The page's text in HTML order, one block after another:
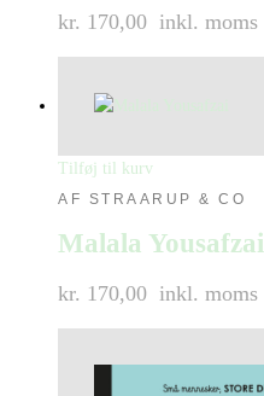
kr. 170,00 inkl. moms
Tilføj til kurv
AF STRAARUP & CO
Malala Yousafzai
kr. 170,00 inkl. moms